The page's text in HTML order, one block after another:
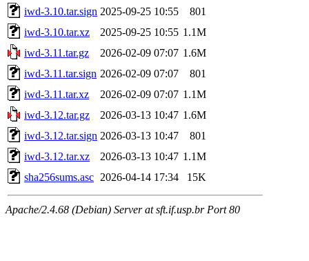
iwd-3.10.tar.sign 2025-09-25 10:55
801
iwd-3.10.tar.xz
2025-09-25 10:55 1.1M
iwd-3.11.tar.gz
2026-02-09 07:07 1.6M
iwd-3.11.tar.sign 2026-02-09 07:07
801
iwd-3.11.tar.xz
2026-02-09 07:07 1.1M
iwd-3.12.tar.gz
2026-03-13 10:47 1.6M
iwd-3.12.tar.sign 2026-03-13 10:47
801
iwd-3.12.tar.xz
2026-03-13 10:47 1.1M
sha256sums.asc 2026-04-14 17:34 15K
Apache/2.4.68 (Debian) Server at sft.if.usp.br Port 80